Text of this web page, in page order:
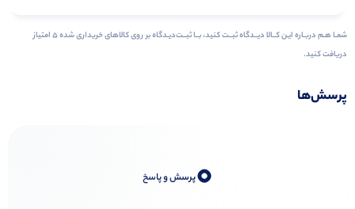
شمـا هـم دربـاره ایـن کــالا دیــدگاه ثبــت کنید، بــا ثبــت‌دیـدگاه بر روی کالاهای خریداری شده ۵ امتیاز
دریافت کنید.
پرسش‌ها
0پرسش و پاسخ